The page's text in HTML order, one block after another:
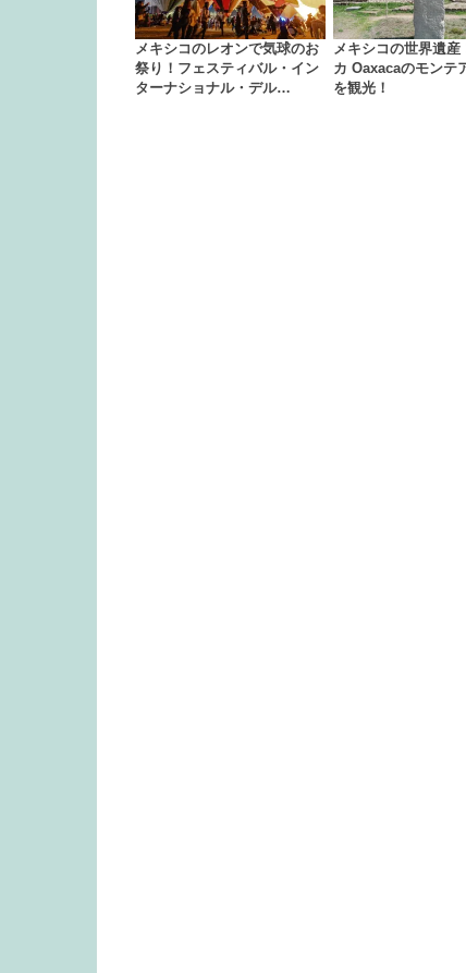
メキシコのレオンで気球のお
祭り！フェスティバル・イン
ターナショナル・デル…
メキシコの世界遺産
カ Oaxacaのモンテ
を観光！